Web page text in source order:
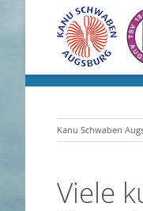
Kanu Schwaben
Viele